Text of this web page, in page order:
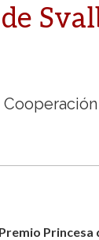
Premio Princesa